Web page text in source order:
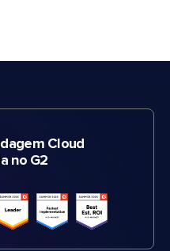
Cloud
no G2